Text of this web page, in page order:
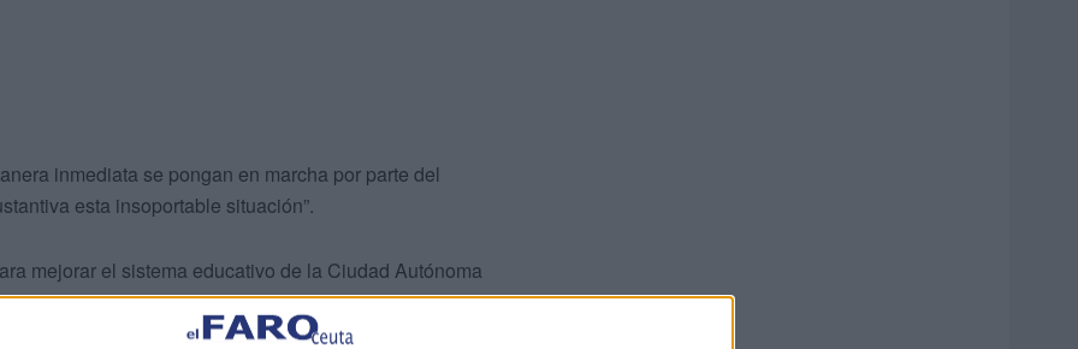
inmediata se pongan en marcha por parte del
esta insoportable situación”.
mejorar el sistema educativo de la Ciudad Autónoma
Ceutay de Melilla para diseñar políticas educativas
poner en funcionamiento una mesa de negociación